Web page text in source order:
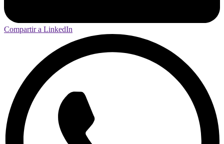
Compartir a LinkedIn